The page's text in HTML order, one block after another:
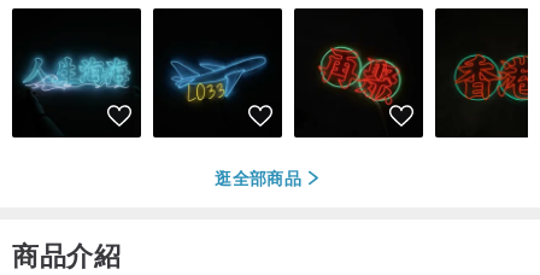
逛全部商品
商品介紹